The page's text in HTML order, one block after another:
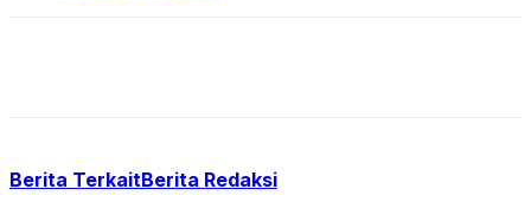
Berita TerkaitBerita Redaksi